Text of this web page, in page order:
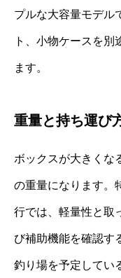
プルな大容量モデル
ト、小物ケースを
ます。
重量と持ち運び
ボックスが大きくな
の重量になります。
行では、軽量性と取
び補助機能を確認す
釣り場を予定してい